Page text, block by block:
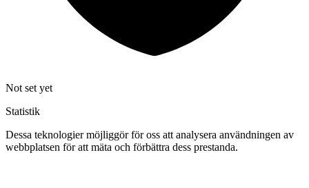
Not set yet
Statistik
Dessa teknologier möjliggör för oss att analysera användningen av
webbplatsen för att mäta och förbättra dess prestanda.